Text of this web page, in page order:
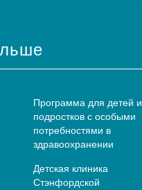
Программа для детей и
подростков с особыми
потребностями в
здравоохранении
Детская клиника
Стэнфордской